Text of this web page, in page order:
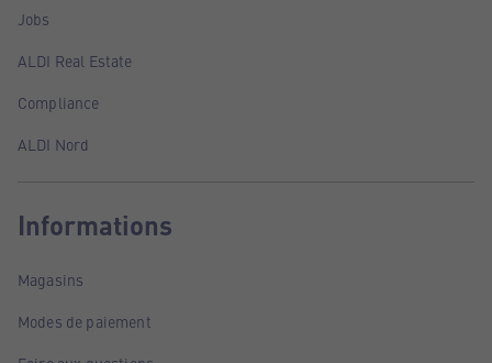
Jobs
ALDI Real Estate
Compliance
ALDI Nord
Informations
Magasins
Modes de paiement